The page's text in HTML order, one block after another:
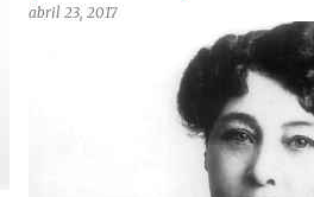
abril 23, 2017